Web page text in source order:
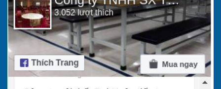
cao gót thì nên lựa chọn kệ dép có ngăn chứa
vừa phải. Đối với giày dép mà bạn sở hữu là cao
cổ, đôi boot sang chảnh thì bạn nên lựa chọn
kích thước giá đựng giày dép có độ cao phù
5. Bảo quản kệ dép đúng cách